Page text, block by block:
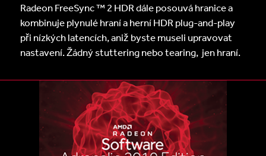
Radeon FreeSync ™ 2 HDR dále posouvá hranice a
kombinuje plynulé hraní a herní HDR plug-and-play
při nízkých latencích, aniž byste museli upravovat
nastavení. Žádný stuttering nebo tearing, jen hraní.